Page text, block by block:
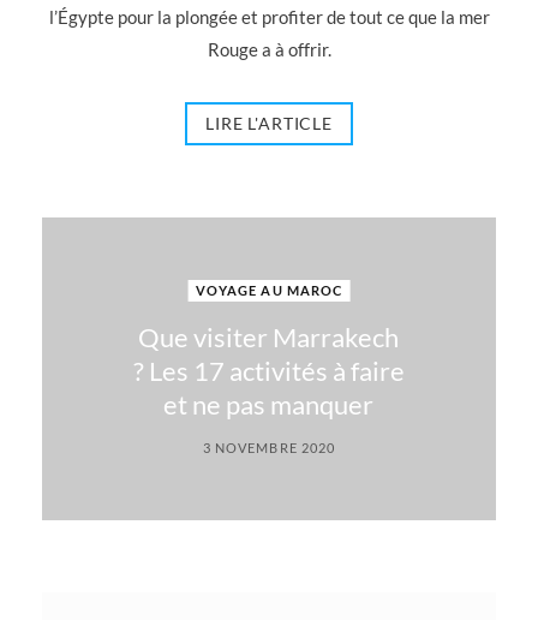
l’Égypte pour la plongée et profiter de tout ce que la mer
Rouge a à offrir.
LIRE L'ARTICLE
VOYAGE AU MAROC
Que visiter Marrakech
? Les 17 activités à faire
et ne pas manquer
3 NOVEMBRE 2020